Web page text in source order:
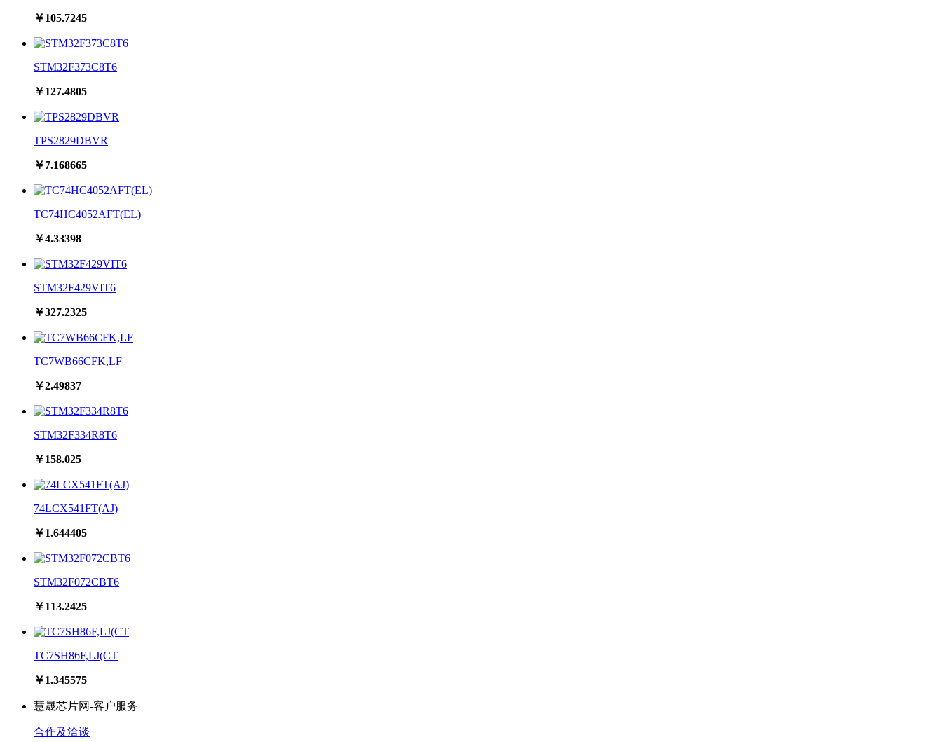
￥105.7245
STM32F373C8T6
￥127.4805
TPS2829DBVR
￥7.168665
TC74HC4052AFT(EL)
￥4.33398
STM32F429VIT6
￥327.2325
TC7WB66CFK,LF
￥2.49837
STM32F334R8T6
￥158.025
74LCX541FT(AJ)
￥1.644405
STM32F072CBT6
￥113.2425
TC7SH86F,LJ(CT
￥1.345575
慧晟芯片网-客户服务
合作及洽谈